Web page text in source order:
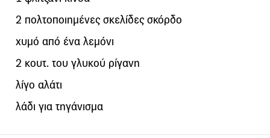
2 πολτοποιημένες σκελίδες σκόρδο
χυμό από ένα λεμόνι
2 κουτ. του γλυκού ρίγανη
λίγο αλάτι
λάδι για τηγάνισμα